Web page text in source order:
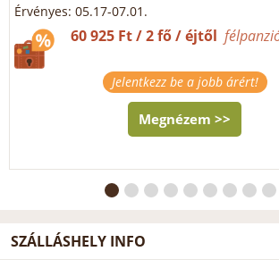
Érvényes: 05.17-07.01.
60 925 Ft / 2 fő / éjtől
Jelentkezz be a jobb árért!
Megnézem >>
SZÁLLÁSHELY INFO